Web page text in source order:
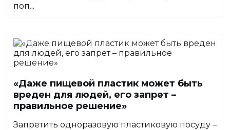
поп...
«Даже пищевой пластик может быть
вреден для людей, его запрет –
правильное решение»
Запретить одноразовую пластиковую посуду –